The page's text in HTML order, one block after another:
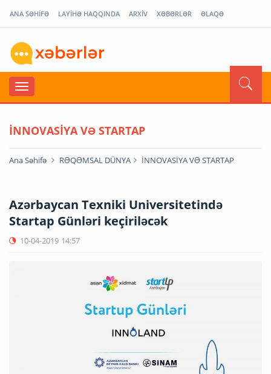
ANA SƏHİFƏ LAYİHƏ HAQQINDA ARXİV XƏBƏRLƏR ƏLAQƏ
İNNOVASİYA VƏ STARTAP
Ana Səhifə RƏQƏMSAL DÜNYA İNNOVASİYA VƏ STARTAP
Azərbaycan Texniki Universitetində
Startap Günləri keçiriləcək
10-04-2019 14:57